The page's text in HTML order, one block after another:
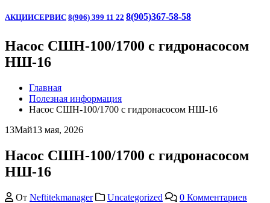
АКЦИИСЕРВИС 8(906) 399 11 22 8(905)367-58-58
Насос СШН-100/1700 с гидронасосом
НШ-16
Главная
Полезная информация
Насос СШН-100/1700 с гидронасосом НШ-16
13Май13 мая, 2026
Насос СШН-100/1700 с гидронасосом
НШ-16
От Neftitekmanager Uncategorized
0 Комментариев